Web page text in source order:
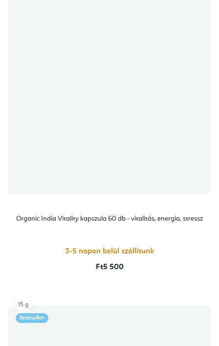
Organic India Vitality kapszula 60 db - vitalitás, energia, stressz
3-5 napon belül szállítunk
Ft5 500
Bestseller
15 g